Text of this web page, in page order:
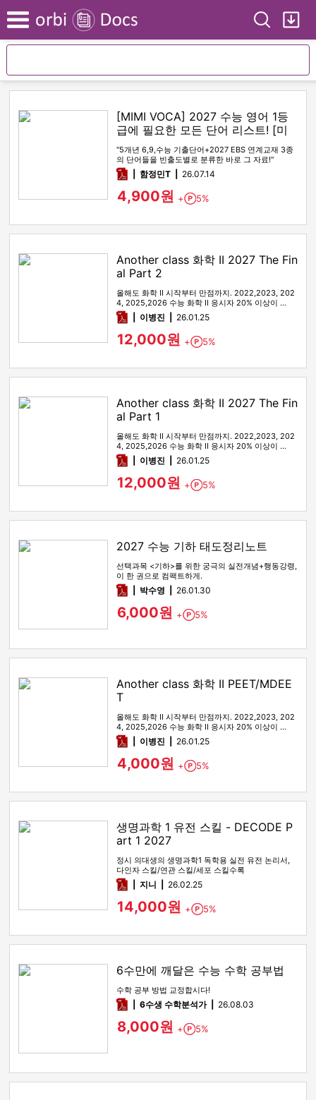
Menu Search
[MIMI VOCA] 2027 수능 영어 1등
급에 필요한 모든 단어 리스트! [미
미보카]
"5개년 6,9,수능 기출단어+2027 EBS 연계교재 3종
의 단어들을 빈출도별로 분류한 바로 그 자료!"
pdf함정민T 26.07.14
4,900원 + Point
5%
Another class 화학 II 2027 The Fin
al Part 2
올해도 화학 II 시작부터 만점까지. 2022,2023, 202
4, 2025,2026 수능 화학 II 응시자 20% 이상이 …
pdf이병진 26.01.25
12,000원 + Point
5%
Another class 화학 II 2027 The Fin
al Part 1
올해도 화학 II 시작부터 만점까지. 2022,2023, 202
4, 2025,2026 수능 화학 II 응시자 20% 이상이 …
pdf이병진 26.01.25
12,000원 + Point
5%
2027 수능 기하 태도정리노트
선택과목 <기하>를 위한 궁극의 실전개념+행동강령,
이 한 권으로 컴팩트하게.
pdf박수영 26.01.30
6,000원 + Point
5%
Another class 화학 II PEET/MDEE
T
올해도 화학 II 시작부터 만점까지. 2022,2023, 202
4, 2025,2026 수능 화학 II 응시자 20% 이상이 …
pdf이병진 26.01.25
4,000원 + Point
5%
생명과학 1 유전 스킬 - DECODE P
art 1 2027
정시 의대생의 생명과학1 독학용 실전 유전 논리서,
다인자 스킬/연관 스킬/세포 스킬수록
pdf지니 26.02.25
14,000원 + Point
5%
6수만에 깨달은 수능 수학 공부법
수학 공부 방법 교정합시다!
pdf6수생 수학분석가 26.08.03
8,000원 + Point
5%